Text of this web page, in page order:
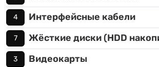
4 Интерфейсные кабели
7 Жёсткие диски (HDD
3 Видеокарты